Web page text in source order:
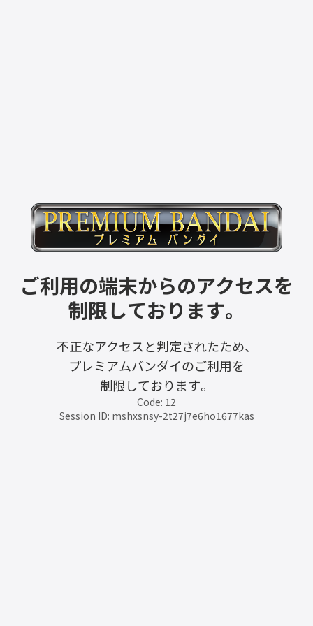
ご利用の端末からのアクセスを
制限しております。
不正なアクセスと判定されたため、
プレミアムバンダイのご利用を
制限しております。
Code: 12
Session ID: mshxsnsy-2t27j7e6ho1677kas